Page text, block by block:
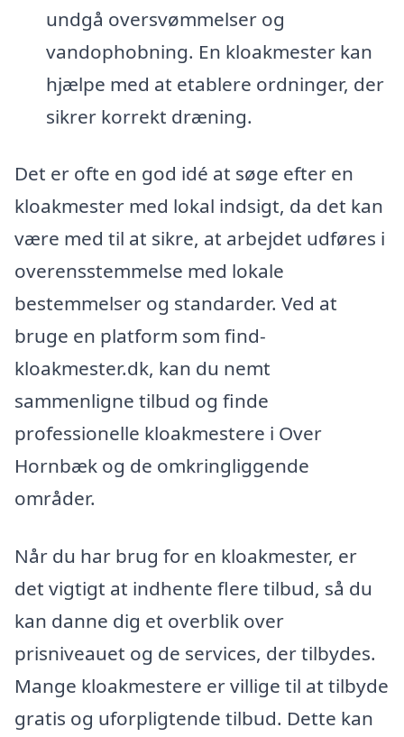
undgå oversvømmelser og
vandophobning. En kloakmester kan
hjælpe med at etablere ordninger, der
sikrer korrekt dræning.
Det er ofte en god idé at søge efter en
kloakmester med lokal indsigt, da det kan
være med til at sikre, at arbejdet udføres i
overensstemmelse med lokale
bestemmelser og standarder. Ved at
bruge en platform som find-
kloakmester.dk, kan du nemt
sammenligne tilbud og finde
professionelle kloakmestere i Over
Hornbæk og de omkringliggende
områder.
Når du har brug for en kloakmester, er
det vigtigt at indhente flere tilbud, så du
kan danne dig et overblik over
prisniveauet og de services, der tilbydes.
Mange kloakmestere er villige til at tilbyde
gratis og uforpligtende tilbud. Dette kan